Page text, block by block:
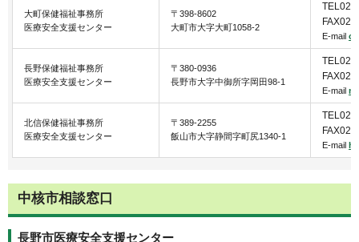
大町保健福祉事務所
医療安全支援センター
〒398-8602
大町市大字大町1058-2
E-mail
長野保健福祉事務所
医療安全支援センター
〒380-0936
長野市大字中御所字岡田98-1
E-mail
北信保健福祉事務所
医療安全支援センター
〒389-2255
飯山市大字静間字町尻1340-1
E-mail
中核市相談窓口
長野市医療安全支援センター